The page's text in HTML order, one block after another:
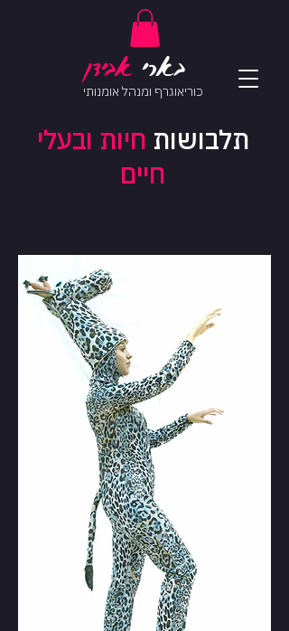
כוריאוגרף ומנהל אומנותי
באריאבידן
תלבושות חיות ובעלי
חיים